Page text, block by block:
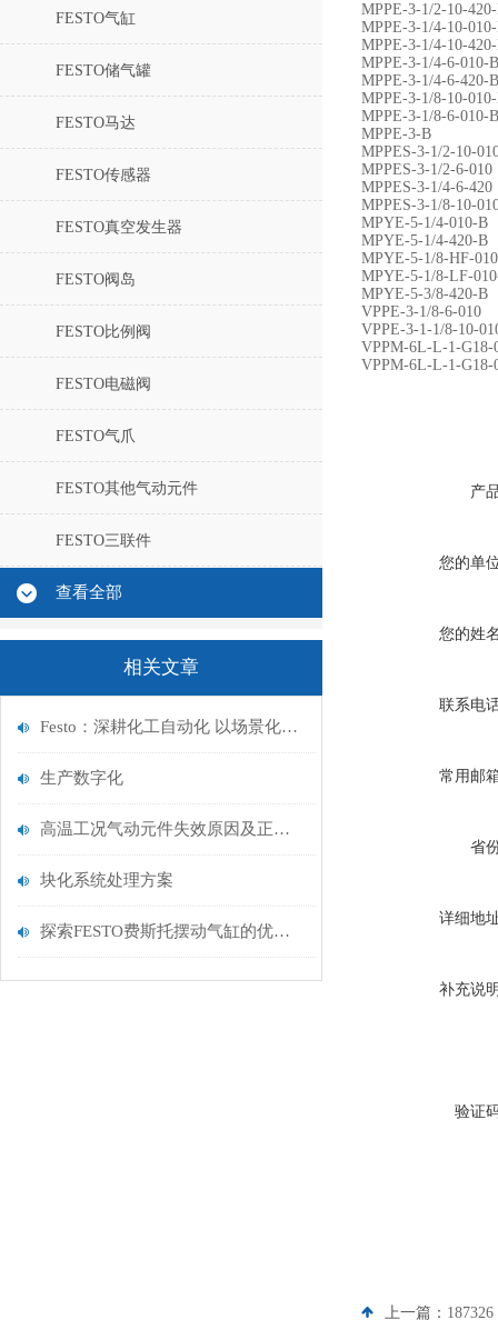
FESTO气缸
FESTO储气罐
FESTO马达
FESTO传感器
FESTO真空发生器
FESTO阀岛
FESTO比例阀
FESTO电磁阀
FESTO气爪
FESTO其他气动元件
FESTO三联件
查看全部
相关文章
Festo：深耕化工自动化 以场景化方案筑牢安全与效率底线
生产数字化
高温工况气动元件失效原因及正确选型方案
块化系统处理方案
探索FESTO费斯托摆动气缸的优性能：从设计到应用的优势解析
MPPE-3-1/2-10-
MPPE-3-1/4-10-
MPPE-3-1/4-10-
MPPE-3-1/4-6-010-
MPPE-3-1/4-6-420-
MPPE-3-1/8-10-
MPPE-3-1/8-6-010-
MPPE-3-B
MPPES-3-1/2-10-
MPPES-3-1/2-6-010
MPPES-3-1/4-6-420
MPPES-3-1/8-10-
MPYE-5-1/4-010-B
MPYE-5-1/4-420-B
MPYE-5-1/8-HF-
MPYE-5-1/8-LF-
MPYE-5-3/8-420-
VPPE-3-1/8-6-010
VPPE-3-1-1/8-
VPPM-6L-L-1-
VPPM-6L-L-1-
产
您的单
您的姓
联系电
常用邮
省
详细地
补充说
验证
上一篇：